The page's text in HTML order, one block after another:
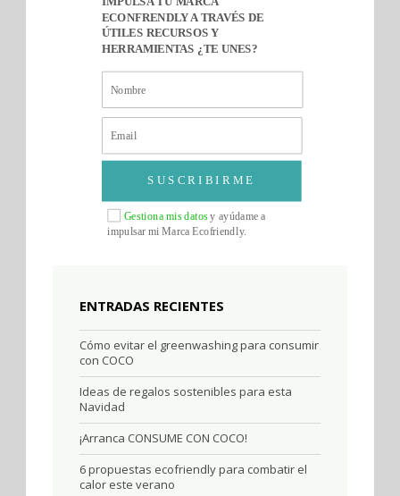
ECONFRENDLY A TRAVÉS DE
ÚTILES RECURSOS Y
HERRAMIENTAS ¿TE UNES?
Gestiona mis datosy ayúdame a
impulsar mi Marca Ecofriendly.
SUSCRIBIRME
ENTRADAS RECIENTES
Cómo evitar el greenwashing para consumir
con COCO
Ideas de regalos sostenibles para esta
Navidad
¡Arranca CONSUME CON COCO!
6 propuestas ecofriendly para combatir el
calor este verano